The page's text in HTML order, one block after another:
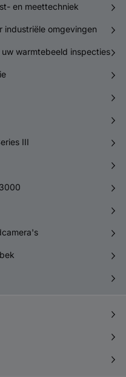
en meettechniek
industriële omgevingen
warmtebeeld inspecties
III